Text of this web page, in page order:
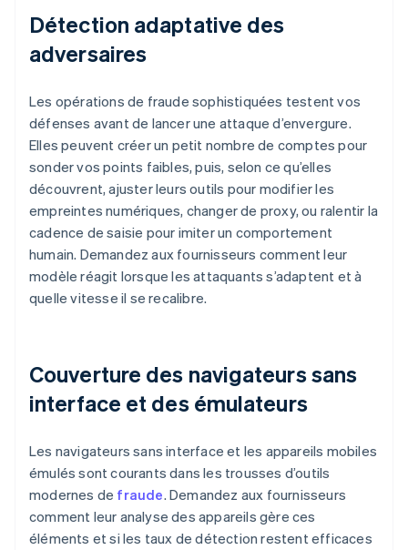
Détection adaptative des
adversaires
Les opérations de fraude sophistiquées testent vos
défenses avant de lancer une attaque d’envergure.
Elles peuvent créer un petit nombre de comptes pour
sonder vos points faibles, puis, selon ce qu’elles
découvrent, ajuster leurs outils pour modifier les
empreintes numériques, changer de proxy, ou ralentir la
cadence de saisie pour imiter un comportement
humain. Demandez aux fournisseurs comment leur
modèle réagit lorsque les attaquants s’adaptent et à
quelle vitesse il se recalibre.
Couverture des navigateurs sans
interface et des émulateurs
Les navigateurs sans interface et les appareils mobiles
émulés sont courants dans les trousses d’outils
modernes de fraude. Demandez aux fournisseurs
comment leur analyse des appareils gère ces
éléments et si les taux de détection restent efficaces